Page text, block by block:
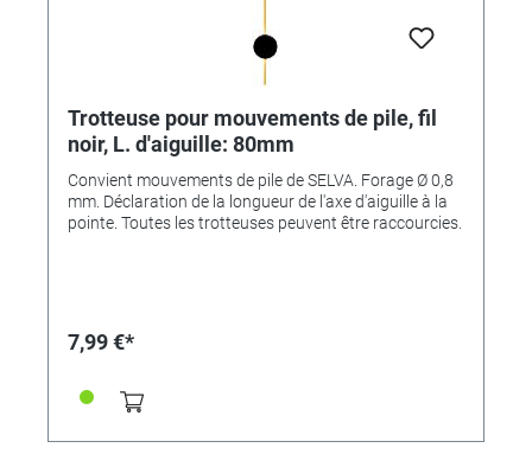
Trotteuse pour mouvements de pile, fil
noir, L. d'aiguille: 80mm
Convient mouvements de pile de SELVA. Forage Ø 0,8
mm. Déclaration de la longueur de l'axe d'aiguille à la
pointe. Toutes les trotteuses peuvent être raccourcies.
7,99 €*